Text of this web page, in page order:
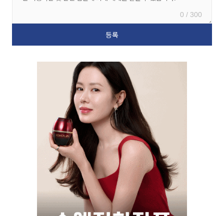
0 / 300